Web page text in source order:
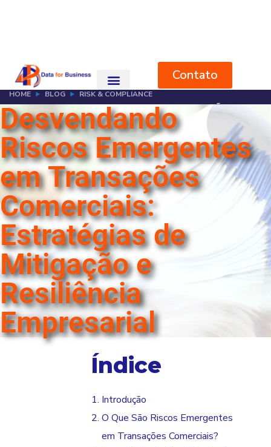
Single Blog
HOME BLOG
RISK & COMPLIANCE
DESVENDANDO RISCOS EMERGENTES EM TRANSAÇÕES
COMERCIAIS: ESTRATÉGIAS DE MITIGAÇÃO E RESILIÊNCIA
EMPRESARIAL
Desvendando
Riscos Emergentes
em Transações
Comerciais:
Estratégias de
Mitigação e
Resiliência
Empresarial
Índice
Introdução
O Que São Riscos Emergentes
em Transações Comerciais?